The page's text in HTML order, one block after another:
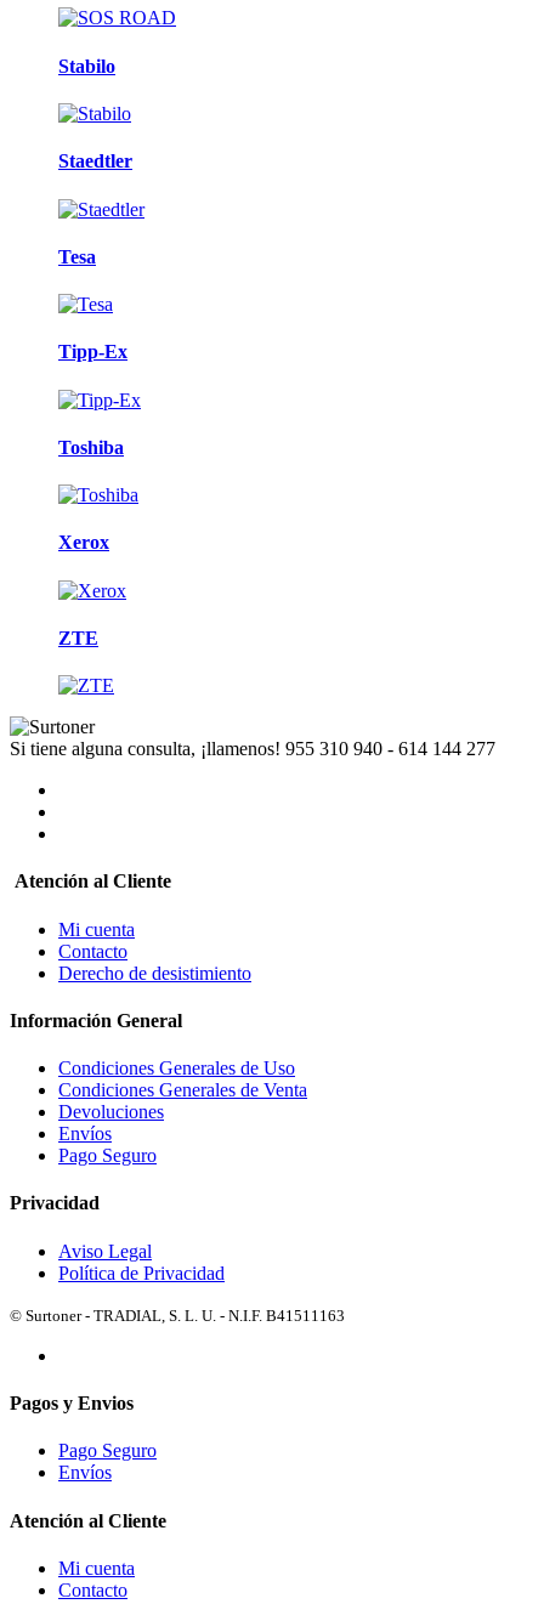
Stabilo
Staedtler
Tesa
Tipp-Ex
Toshiba
Xerox
ZTE
Si tiene alguna consulta, ¡llamenos! 955 310 940 - 614 144 277
Atención al Cliente
Mi cuenta
Contacto
Derecho de desistimiento
Información General
Condiciones Generales de Uso
Condiciones Generales de Venta
Devoluciones
Envíos
Pago Seguro
Privacidad
Aviso Legal
Política de Privacidad
© Surtoner - TRADIAL, S. L. U. - N.I.F. B41511163
Pagos y Envios
Pago Seguro
Envíos
Atención al Cliente
Mi cuenta
Contacto